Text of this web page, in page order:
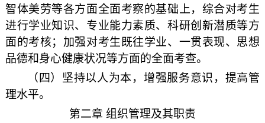
智体美劳等各方面全面考察的基础上，综合对考生
进行学业知识、专业能力素质、科研创新潜质等方
面的考核；加强对考生既往学业、一贯表现、思想
品德和身心健康状况等方面的全面考查。
（四）坚持以人为本，增强服务意识，提高管
理水平。
第二章 组织管理及其职责